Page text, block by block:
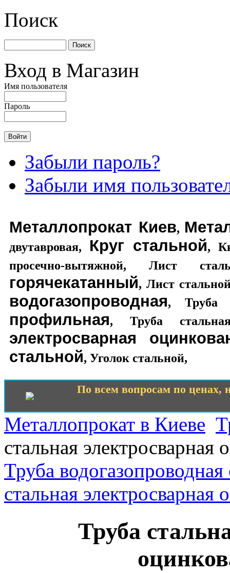
Поиск
Вход в Магазин
Имя пользователя
Пароль
Забыли пароль?
Забыли имя
Металлопрокат Киев,
двутавровая, Круг стальной,
просечно-вытяжной, Лист
горячекатанный, Лист
водогазопроводная, Труба
профильная, Труба
электросварная
стальной, Уголок стальной,
По всем вопросам по ценах,
Металлопрокат в Киеве
стальная электросварная
Труба
стальная электросварная
Труба